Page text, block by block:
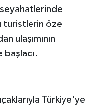
turistlerin özel
ulaşımının
başladı.
Türkiye'ye